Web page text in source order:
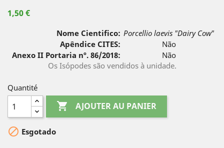
1,50 €
Nome Cientifico: Porcellio laevis "Dairy Cow"
Apêndice CITES:
Não
Anexo II Portaria nº. 86/2018:
Não
Os Isópodes são vendidos à unidade.
Quantité
 AJOUTER AU PANIER
 Esgotado